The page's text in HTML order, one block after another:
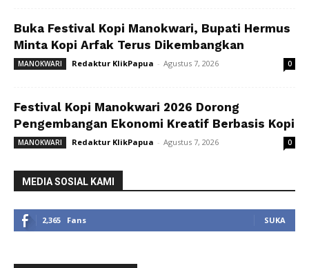
Buka Festival Kopi Manokwari, Bupati Hermus
Minta Kopi Arfak Terus Dikembangkan
MANOKWARI Redaktur KlikPapua - Agustus 7, 2026 0
Festival Kopi Manokwari 2026 Dorong
Pengembangan Ekonomi Kreatif Berbasis Kopi
MANOKWARI Redaktur KlikPapua - Agustus 7, 2026 0
MEDIA SOSIAL KAMI
2,365 Fans SUKA